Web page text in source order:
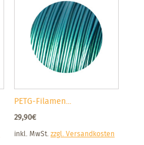
PETG-Filamen...
29,90€
inkl. MwSt. zzgl. Versandkosten